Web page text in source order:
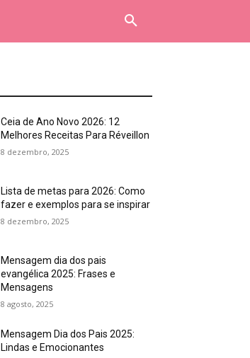
Ceia de Ano Novo 2026: 12
Melhores Receitas Para Réveillon
8 dezembro, 2025
Lista de metas para 2026: Como
fazer e exemplos para se inspirar
8 dezembro, 2025
Mensagem dia dos pais
evangélica 2025: Frases e
Mensagens
8 agosto, 2025
Mensagem Dia dos Pais 2025:
Lindas e Emocionantes